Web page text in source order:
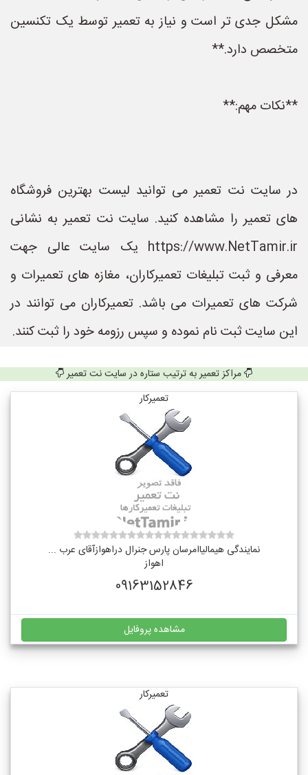
مشکل جدی تر است و نیاز به تعمیر توسط یک تکنسین
متخصص دارد.**
**نکات مهم:**
در سایت نت تعمیر می توانید لیست بهترین فروشگاه
های تعمیر را مشاهده کنید. سایت نت تعمیر به نشانی
https://www.NetTamir.ir یک سایت عالی جهت
معرفی و ثبت تبلیغات تعمیرکاران، مغازه های تعمیرات و
شرکت های تعمیرات می باشد. تعمیرکاران می توانند در
این سایت ثبت نام نموده و سپس رزومه خود را ثبت کنند.
مراکز تعمیر به ترتیب ستاره در سایت نت تعمیر
تعمیرکار
نمایندگی هیمالیاامرسان پارس جنرال دراهوازآقای عرب ...
اهواز
09163152846
مشاهده پروفایل
تعمیرکار